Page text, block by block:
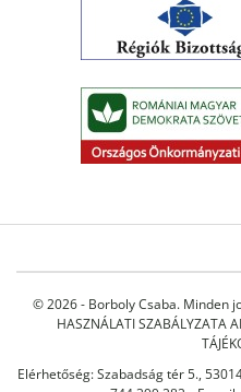
© 2026 - Borboly Csaba. Minden
HASZNÁLATI SZABÁLYZATA
Elérhetőség: Szabadság tér 5.,